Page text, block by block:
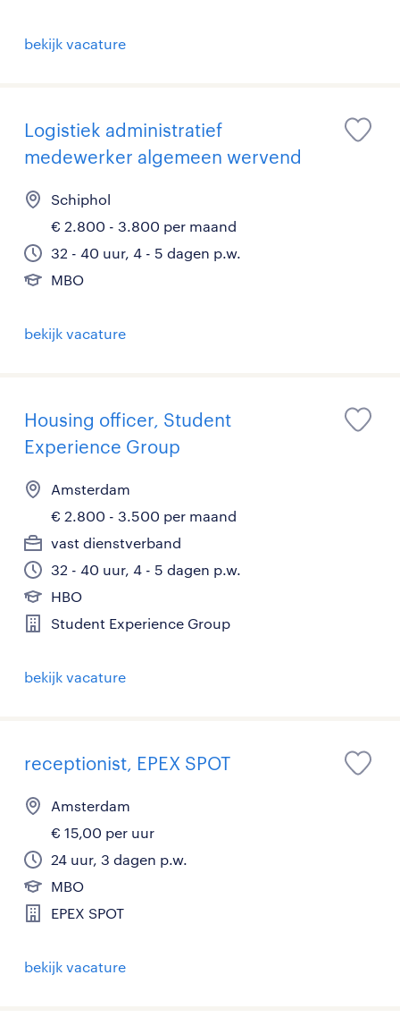
bekijk vacature
Logistiek administratief
medewerker algemeen wervend
Schiphol
€ 2.800 - 3.800 per maand
32 - 40 uur, 4 - 5 dagen p.w.
MBO
bekijk vacature
Housing officer, Student
Experience Group
Amsterdam
€ 2.800 - 3.500 per maand
vast dienstverband
32 - 40 uur, 4 - 5 dagen p.w.
HBO
Student Experience Group
bekijk vacature
receptionist, EPEX SPOT
Amsterdam
€ 15,00 per uur
24 uur, 3 dagen p.w.
MBO
EPEX SPOT
bekijk vacature